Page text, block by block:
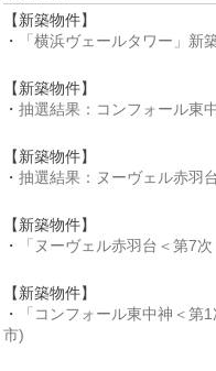
【新築物件】
・
「横浜ヴェールタワー」
【新築物件】
・ 抽選結果：コンフォール東
【新築物件】
・ 抽選結果：ヌーヴェル赤羽
【新築物件】
・
「ヌーヴェル赤羽台＜第7
【新築物件】
・
「コンフォール東中神＜
市)